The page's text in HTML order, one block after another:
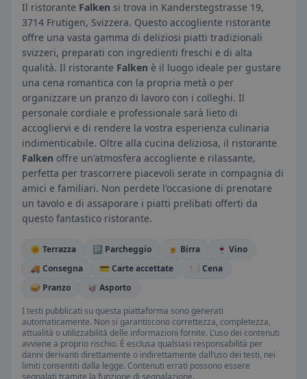
Il ristorante Falken si trova in Kanderstegstrasse 19,
3714 Frutigen, Svizzera. Questo accogliente ristorante
offre una vasta gamma di deliziosi piatti tradizionali
svizzeri, preparati con ingredienti freschi e di alta
qualità. Il ristorante Falken è il luogo ideale per gustare
una cena romantica con la propria metà o per
organizzare un pranzo di lavoro con i colleghi. Il
personale cordiale e professionale sarà lieto di
accogliervi e di rendere la vostra esperienza culinaria
indimenticabile. Oltre alla cucina deliziosa, il ristorante
Falken offre un'atmosfera accogliente e rilassante,
perfetta per trascorrere piacevoli serate in compagnia di
amici e familiari. Non perdete l'occasione di prenotare
un tavolo e di assaporare i piatti prelibati offerti da
questo fantastico ristorante.
🌞 Terrazza 🅿️ Parcheggio 🍺 Birra
🍷 Vino
🚚 Consegna
💳 Carte accettate
🍽️ Cena
🥪 Pranzo
🥡 Asporto
I testi pubblicati su questa piattaforma sono generati
automaticamente. Non si garantiscono correttezza, completezza,
attualità o utilizzabilità delle informazioni fornite. L’uso dei contenuti
avviene a proprio rischio. È esclusa qualsiasi responsabilità per
danni derivanti direttamente o indirettamente dall’uso dei testi, nei
limiti consentiti dalla legge. Contenuti errati possono essere
segnalati tramite la funzione di segnalazione.